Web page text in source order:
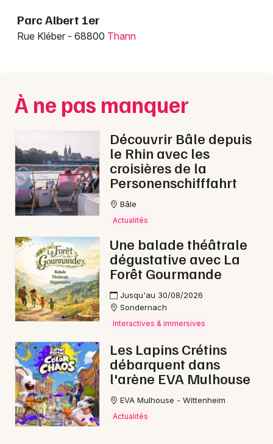
Parc Albert 1er
Rue Kléber - 68800 Thann
À ne pas manquer
Découvrir Bâle depuis
le Rhin avec les
croisières de la
Personenschifffahrt
Bâle
Actualités
Une balade théâtrale
dégustative avec La
Forêt Gourmande
Jusqu'au 30/08/2026
Sondernach
Interactives & immersives
Les Lapins Crétins
débarquent dans
l'arène EVA Mulhouse
EVA Mulhouse - Wittenheim
Actualités